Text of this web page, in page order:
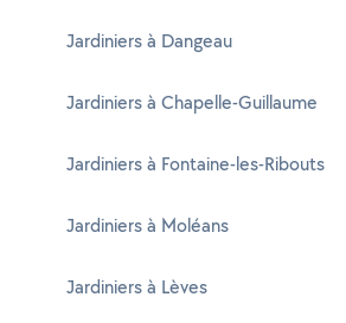
Jardiniers à Dangeau
Jardiniers à Chapelle-Guillaume
Jardiniers à Fontaine-les-Ribouts
Jardiniers à Moléans
Jardiniers à Lèves